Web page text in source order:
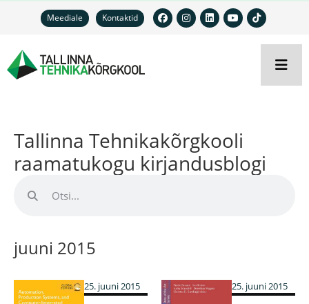
Meediale Kontaktid
Tallinna Tehnikakõrgkooli
raamatukogu kirjandusblogi
juuni 2015
25. juuni 2015 25. juuni 2015